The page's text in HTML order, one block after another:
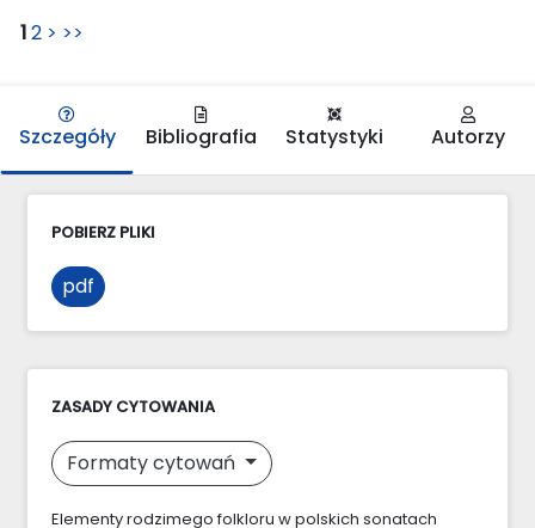
12 > >>
Szczegóły Bibliografia Statystyki Autorzy
POBIERZ PLIKI
pdf
ZASADY CYTOWANIA
Formaty cytowań
Elementy rodzimego folkloru w polskich sonatach